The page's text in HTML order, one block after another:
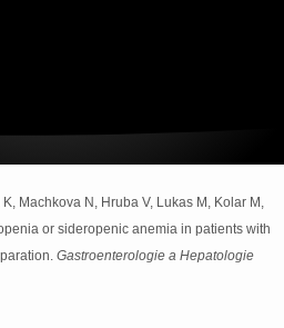
Machkova N, Hruba V, Lukas M, Kolar M,
or sideropenic anemia in patients with
Gastroenterologie a Hepatologie